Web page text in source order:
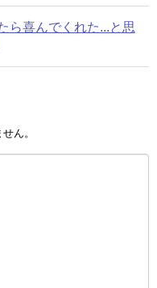
ら喜んでくれた...と思
ん。